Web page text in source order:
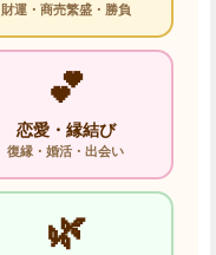
財運・商売繁盛・勝負
💕
恋愛・縁結び
復縁・婚活・出会い
🌿